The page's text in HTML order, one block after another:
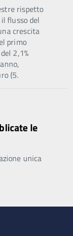
rispetto
flusso del
crescita
primo
2,1%
(5.
le
unica